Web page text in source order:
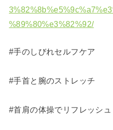
%89%80%e3%82%92/
#手のしびれセルフケア
#手首と腕のストレッチ
#首肩の体操でリフレッシュ